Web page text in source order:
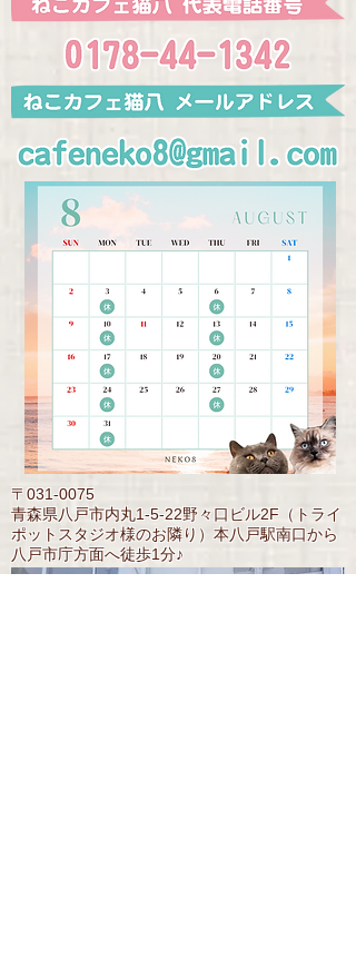
〒031-0075​
青森県八戸市内丸1-5-22野々口ビル2F （トライ
ポットスタジオ様のお隣り） 本八戸駅南口から
八戸市庁方面へ徒歩1分♪